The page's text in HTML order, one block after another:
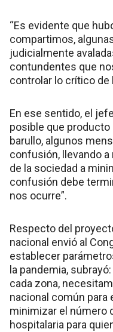
“Es evidente que
compartimos,
judicialmente
contundentes que
controlar lo crítico de
En ese sentido, el
posible que producto
barullo, algunos
confusión, llevando
de la sociedad a
confusión debe
nos ocurre”.
Respecto del
nacional envió al
establecer
la pandemia,
cada zona,
nacional común para
minimizar el número
hospitalaria para